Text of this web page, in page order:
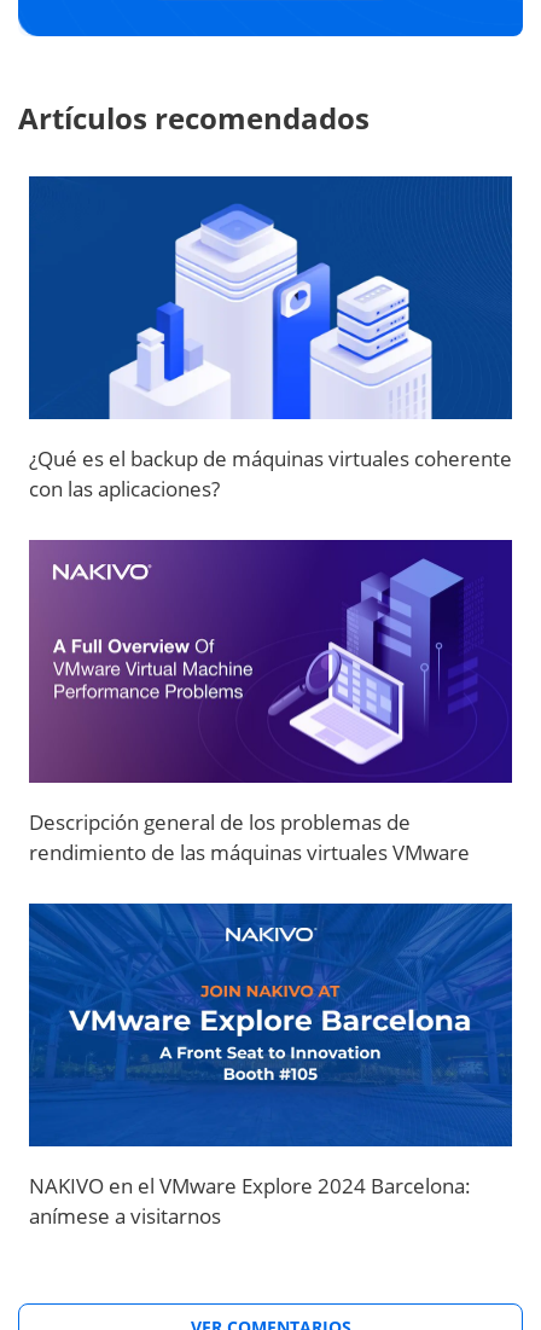
Artículos recomendados
¿Qué es el backup de máquinas virtuales coherente
con las aplicaciones?
Descripción general de los problemas de
rendimiento de las máquinas virtuales VMware
NAKIVO en el VMware Explore 2024 Barcelona:
anímese a visitarnos